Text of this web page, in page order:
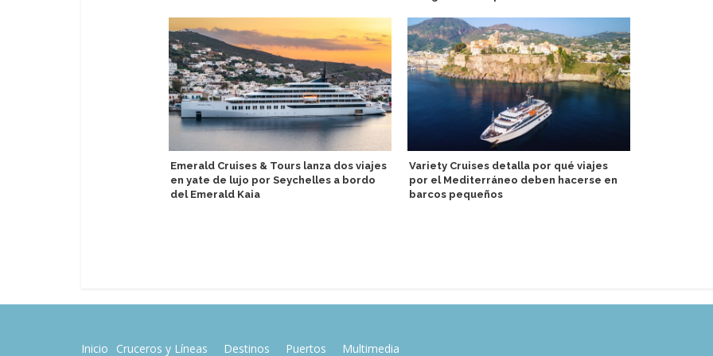
Emerald Cruises & Tours lanza dos viajes
en yate de lujo por Seychelles a bordo
del Emerald Kaia
Variety Cruises detalla por qué viajes
por el Mediterráneo deben hacerse en
barcos pequeños
Inicio Cruceros y Líneas Destinos Puertos Multimedia